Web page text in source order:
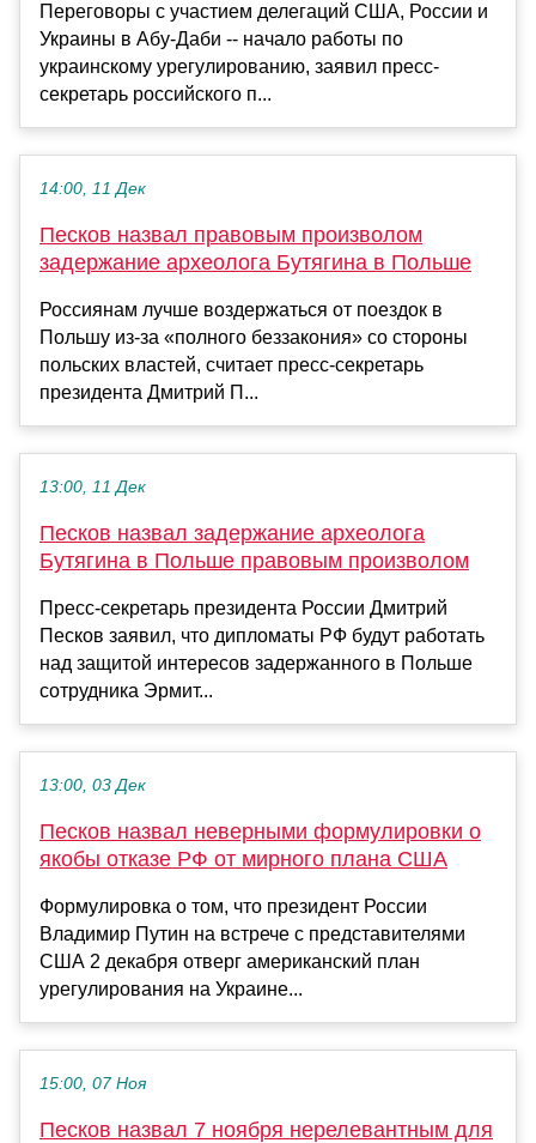
Переговоры с участием делегаций США, России и
Украины в Абу-Даби -- начало работы по
украинскому урегулированию, заявил пресс-
секретарь российского п...
14:00, 11 Дек
Песков назвал правовым произволом
задержание археолога Бутягина в Польше
Россиянам лучше воздержаться от поездок в
Польшу из-за «полного беззакония» со стороны
польских властей, считает пресс-секретарь
президента Дмитрий П...
13:00, 11 Дек
Песков назвал задержание археолога
Бутягина в Польше правовым произволом
Пресс-секретарь президента России Дмитрий
Песков заявил, что дипломаты РФ будут работать
над защитой интересов задержанного в Польше
сотрудника Эрмит...
13:00, 03 Дек
Песков назвал неверными формулировки о
якобы отказе РФ от мирного плана США
Формулировка о том, что президент России
Владимир Путин на встрече с представителями
США 2 декабря отверг американский план
урегулирования на Украине...
15:00, 07 Ноя
Песков назвал 7 ноября нерелевантным для